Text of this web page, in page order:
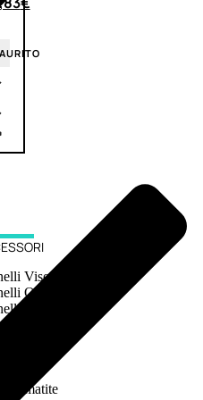
Viso
Occhi
Labbra
Make Up
Occhi